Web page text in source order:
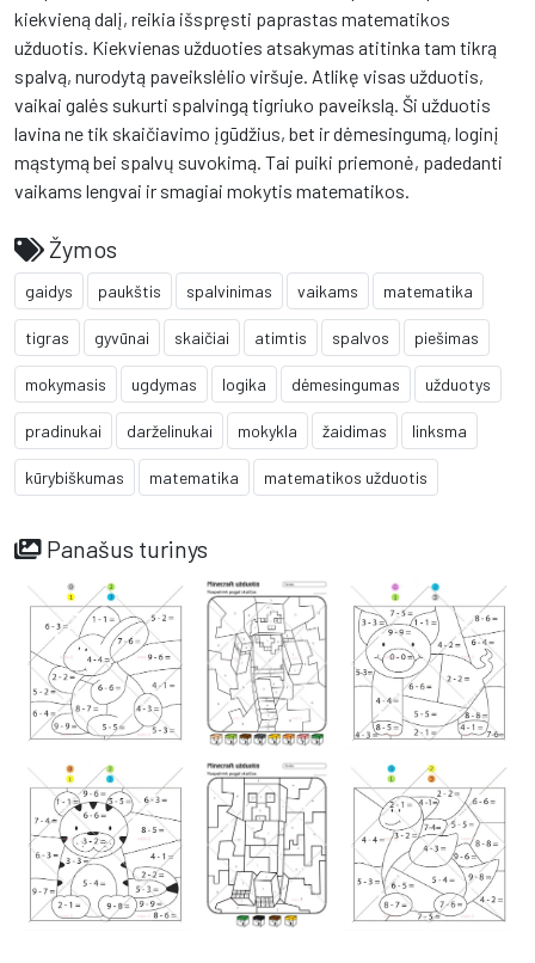
kiekvieną dalį, reikia išspręsti paprastas matematikos
užduotis. Kiekvienas užduoties atsakymas atitinka tam tikrą
spalvą, nurodytą paveikslėlio viršuje. Atlikę visas užduotis,
vaikai galės sukurti spalvingą tigriuko paveikslą. Ši užduotis
lavina ne tik skaičiavimo įgūdžius, bet ir dėmesingumą, loginį
mąstymą bei spalvų suvokimą. Tai puiki priemonė, padedanti
vaikams lengvai ir smagiai mokytis matematikos.
Žymos
gaidys paukštis spalvinimas vaikams matematika
tigras gyvūnai skaičiai atimtis spalvos piešimas
mokymasis ugdymas logika dėmesingumas užduotys
pradinukai darželinukai mokykla žaidimas linksma
kūrybiškumas matematika matematikos užduotis
Panašus turinys